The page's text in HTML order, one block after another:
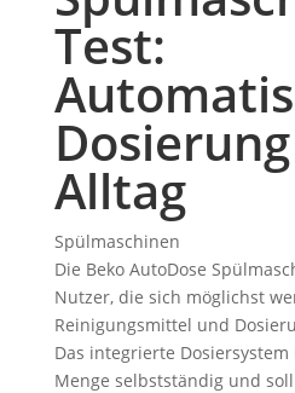
Test:
Alltag
Spülmaschinen
Die Beko AutoDose
Nutzer, die sich möglichst
Reinigungsmittel und
Das integrierte
Menge selbstständig und